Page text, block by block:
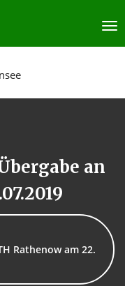
an
Rathenow am 22.